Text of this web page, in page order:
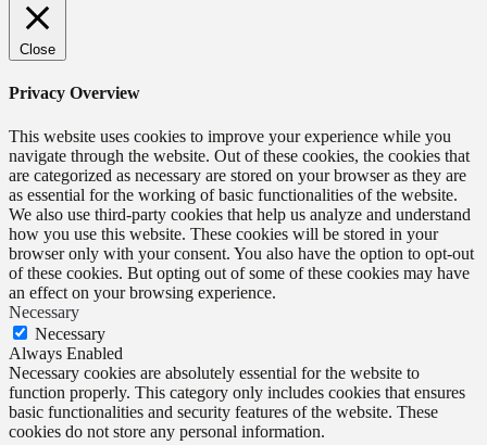
Close
Privacy Overview
This website uses cookies to improve your experience while you
navigate through the website. Out of these cookies, the cookies that
are categorized as necessary are stored on your browser as they are
as essential for the working of basic functionalities of the website.
We also use third-party cookies that help us analyze and understand
how you use this website. These cookies will be stored in your
browser only with your consent. You also have the option to opt-out
of these cookies. But opting out of some of these cookies may have
an effect on your browsing experience.
Necessary
Necessary
Always Enabled
Necessary cookies are absolutely essential for the website to
function properly. This category only includes cookies that ensures
basic functionalities and security features of the website. These
cookies do not store any personal information.